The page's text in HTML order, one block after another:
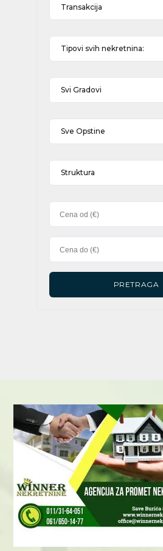
Transakcija
Tipovi svih nekretnina:
Svi Gradovi
Sve Opstine
Struktura